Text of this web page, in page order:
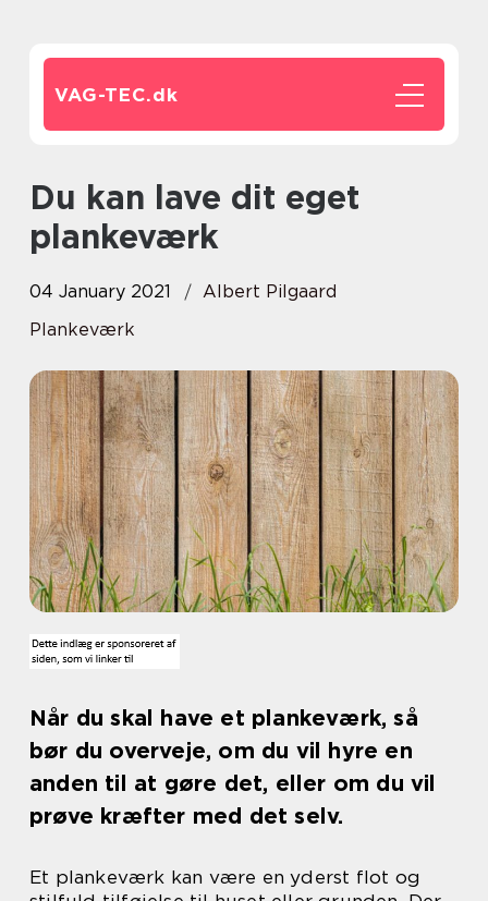
VAG-TEC.dk
Du kan lave dit eget
plankeværk
04 January 2021
Albert Pilgaard
Plankeværk
Når du skal have et plankeværk, så
bør du overveje, om du vil hyre en
anden til at gøre det, eller om du vil
prøve kræfter med det selv.
Et plankeværk kan være en yderst flot og